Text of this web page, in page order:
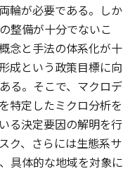
輪が必要である。しか
整備が十分でないこ
念と手法の体系化が十
成という政策目標に向
る。そこで、マクロデ
特定したミクロ分析を
る決定要因の解明を行
ク、さらには生態系サ
具体的な地域を対象に